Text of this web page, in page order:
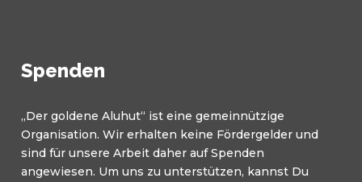
Spenden
„Der goldene Aluhut“ ist eine gemeinnützige
Organisation. Wir erhalten keine Fördergelder und
sind für unsere Arbeit daher auf Spenden
angewiesen. Um uns zu unterstützen, kannst Du